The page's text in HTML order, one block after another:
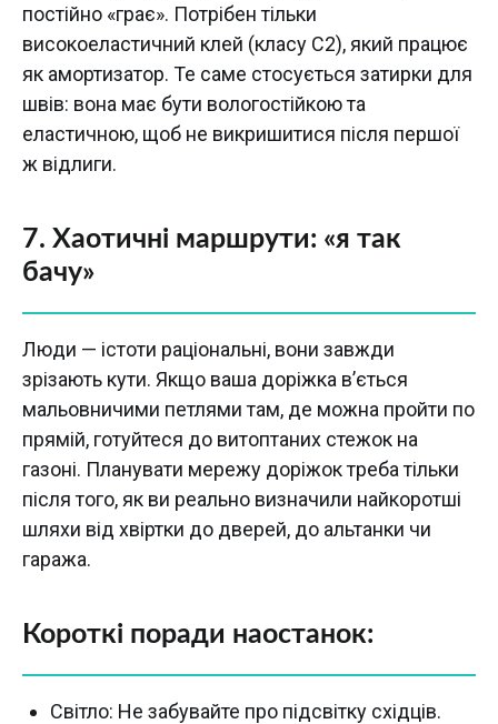
постійно «грає». Потрібен тільки
високоеластичний клей (класу C2), який працює
як амортизатор. Те саме стосується затирки для
швів: вона має бути вологостійкою та
еластичною, щоб не викришитися після першої
ж відлиги.
7. Хаотичні маршрути: «я так
бачу»
Люди — істоти раціональні, вони завжди
зрізають кути. Якщо ваша доріжка в’ється
мальовничими петлями там, де можна пройти по
прямій, готуйтеся до витоптаних стежок на
газоні. Планувати мережу доріжок треба тільки
після того, як ви реально визначили найкоротші
шляхи від хвіртки до дверей, до альтанки чи
гаража.
Короткі поради наостанок:
Світло: Не забувайте про підсвітку східців.